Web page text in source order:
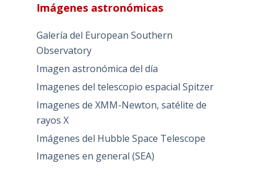
Imágenes astronómicas
Galería del European Southern
Observatory
Imagen astronómica del día
Imagenes del telescopio espacial Spitzer
Imagenes de XMM-Newton, satélite de
rayos X
Imágenes del Hubble Space Telescope
Imagenes en general (SEA)